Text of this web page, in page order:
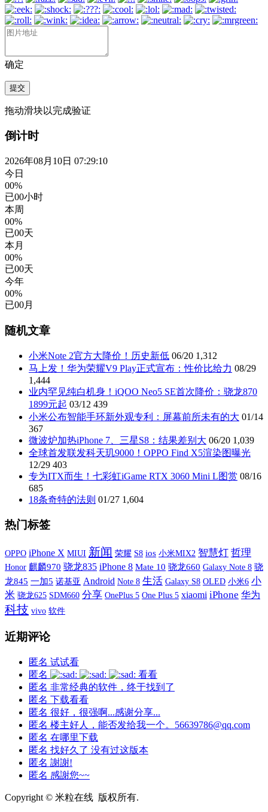
确定
提交
拖动滑块以完成验证
倒计时
2026年08月10日 07:29:11
今日
00%
已00小时
本周
00%
已00天
本月
00%
已00天
今年
00%
已00月
随机文章
小米Note 2官方大降价！历史新低 06/20 1,312
马上发！华为荣耀V9 Play正式宣布：性价比给力 08/29
1,444
业内罕见纯白机身！iQOO Neo5 SE首次降价：骁龙870
1899元起 03/12 439
小米公布智能手环新外观专利：屏幕前所未有的大 01/14
367
微波炉加热iPhone 7、三星S8：结果差别大 06/20 1,039
全球首发联发科天玑9000！OPPO Find X5渲染图曝光
12/29 403
专为ITX而生！七彩虹iGame RTX 3060 Mini L图赏 08/16
685
18条奇特的法则 01/27 1,604
热门标签
OPPO iPhone X MIUI 新闻 荣耀 S8 ios 小米MIX2 智慧灯 哲理
Honor 麒麟970 骁龙835 iPhone 8 Mate 10 骁龙660 Galaxy Note 8 骁
龙845 一加5 诺基亚 Android Note 8 生活 Galaxy S8 OLED 小米6 小
米 骁龙625 SDM660 分享 OnePlus 5 One Plus 5 xiaomi iPhone 华为
科技 vivo 软件
近期评论
匿名 试试看
匿名
看看
匿名 非常经典的软件，终于找到了
匿名 下载看看
匿名 很好，很强啊...感谢分享...
匿名 楼主好人，能否发给我一个。56639786@qq.com
匿名 在哪里下载
匿名 找好久了 没有过这版本
匿名 謝謝!
匿名 感謝您~~
Copyright © 米粒在线 版权所有.